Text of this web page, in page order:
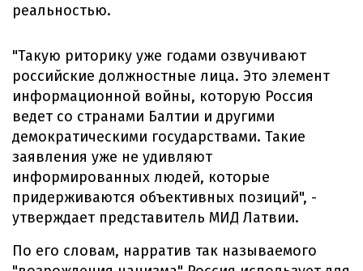
реальностью.
"Такую риторику уже годами озвучивают
российские должностные лица. Это элемент
информационной войны, которую Россия
ведет со странами Балтии и другими
демократическими государствами. Такие
заявления уже не удивляют
информированных людей, которые
придерживаются объективных позиций", -
утверждает представитель МИД Латвии.
По его словам, нарратив так называемого